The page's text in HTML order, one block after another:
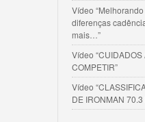
Vídeo
diferenças
mais…”
Vídeo
COMPETIR”
Vídeo
DE IRONMAN 70.3